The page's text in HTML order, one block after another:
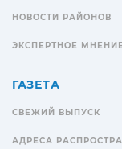
НОВОСТИ РАЙОНОВ
ЭКСПЕРТНОЕ
ГАЗЕТА
СВЕЖИЙ ВЫПУСК
АДРЕСА